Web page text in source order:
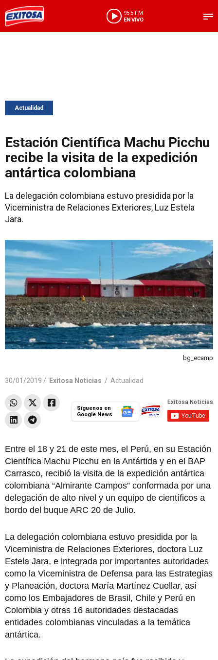
95.5 FM
EN VIVO
Actualidad
Estación Científica Machu Picchu
recibe la visita de la expedición
antártica colombiana
La delegación colombiana estuvo presidida por la
Viceministra de Relaciones Exteriores, Luz Estela
Jara.
bg_ecamp
30/01/2019 / Exitosa Noticias / Actualidad
Síguenos en
Google News
Entre el 18 y 21 de este mes, el Perú, en su Estación
Científica Machu Picchu en la Antártida y en el BAP
Carrasco, recibió la visita de la expedición antártica
colombiana “Almirante Campos” conformada por una
delegación de alto nivel y un equipo de científicos a
bordo del buque ARC 20 de Julio.
La delegación colombiana estuvo presidida por la
Viceministra de Relaciones Exteriores, doctora Luz
Estela Jara, e integrada por importantes autoridades
como la Viceministra de Defensa para las Estrategias
y Planeación, doctora María Martínez Cuellar, así
como los Embajadores de Brasil, Chile y Perú en
Colombia y otras 16 autoridades destacadas
entidades colombianas vinculadas a la temática
antártica.